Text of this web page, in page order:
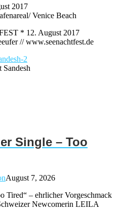
2017
Venice Beach
* 12. August 2017
// www.seenachtfest.de
Single – Too
August 7, 2026
Tired“ – ehrlicher Vorgeschmack
Newcomerin LEILA